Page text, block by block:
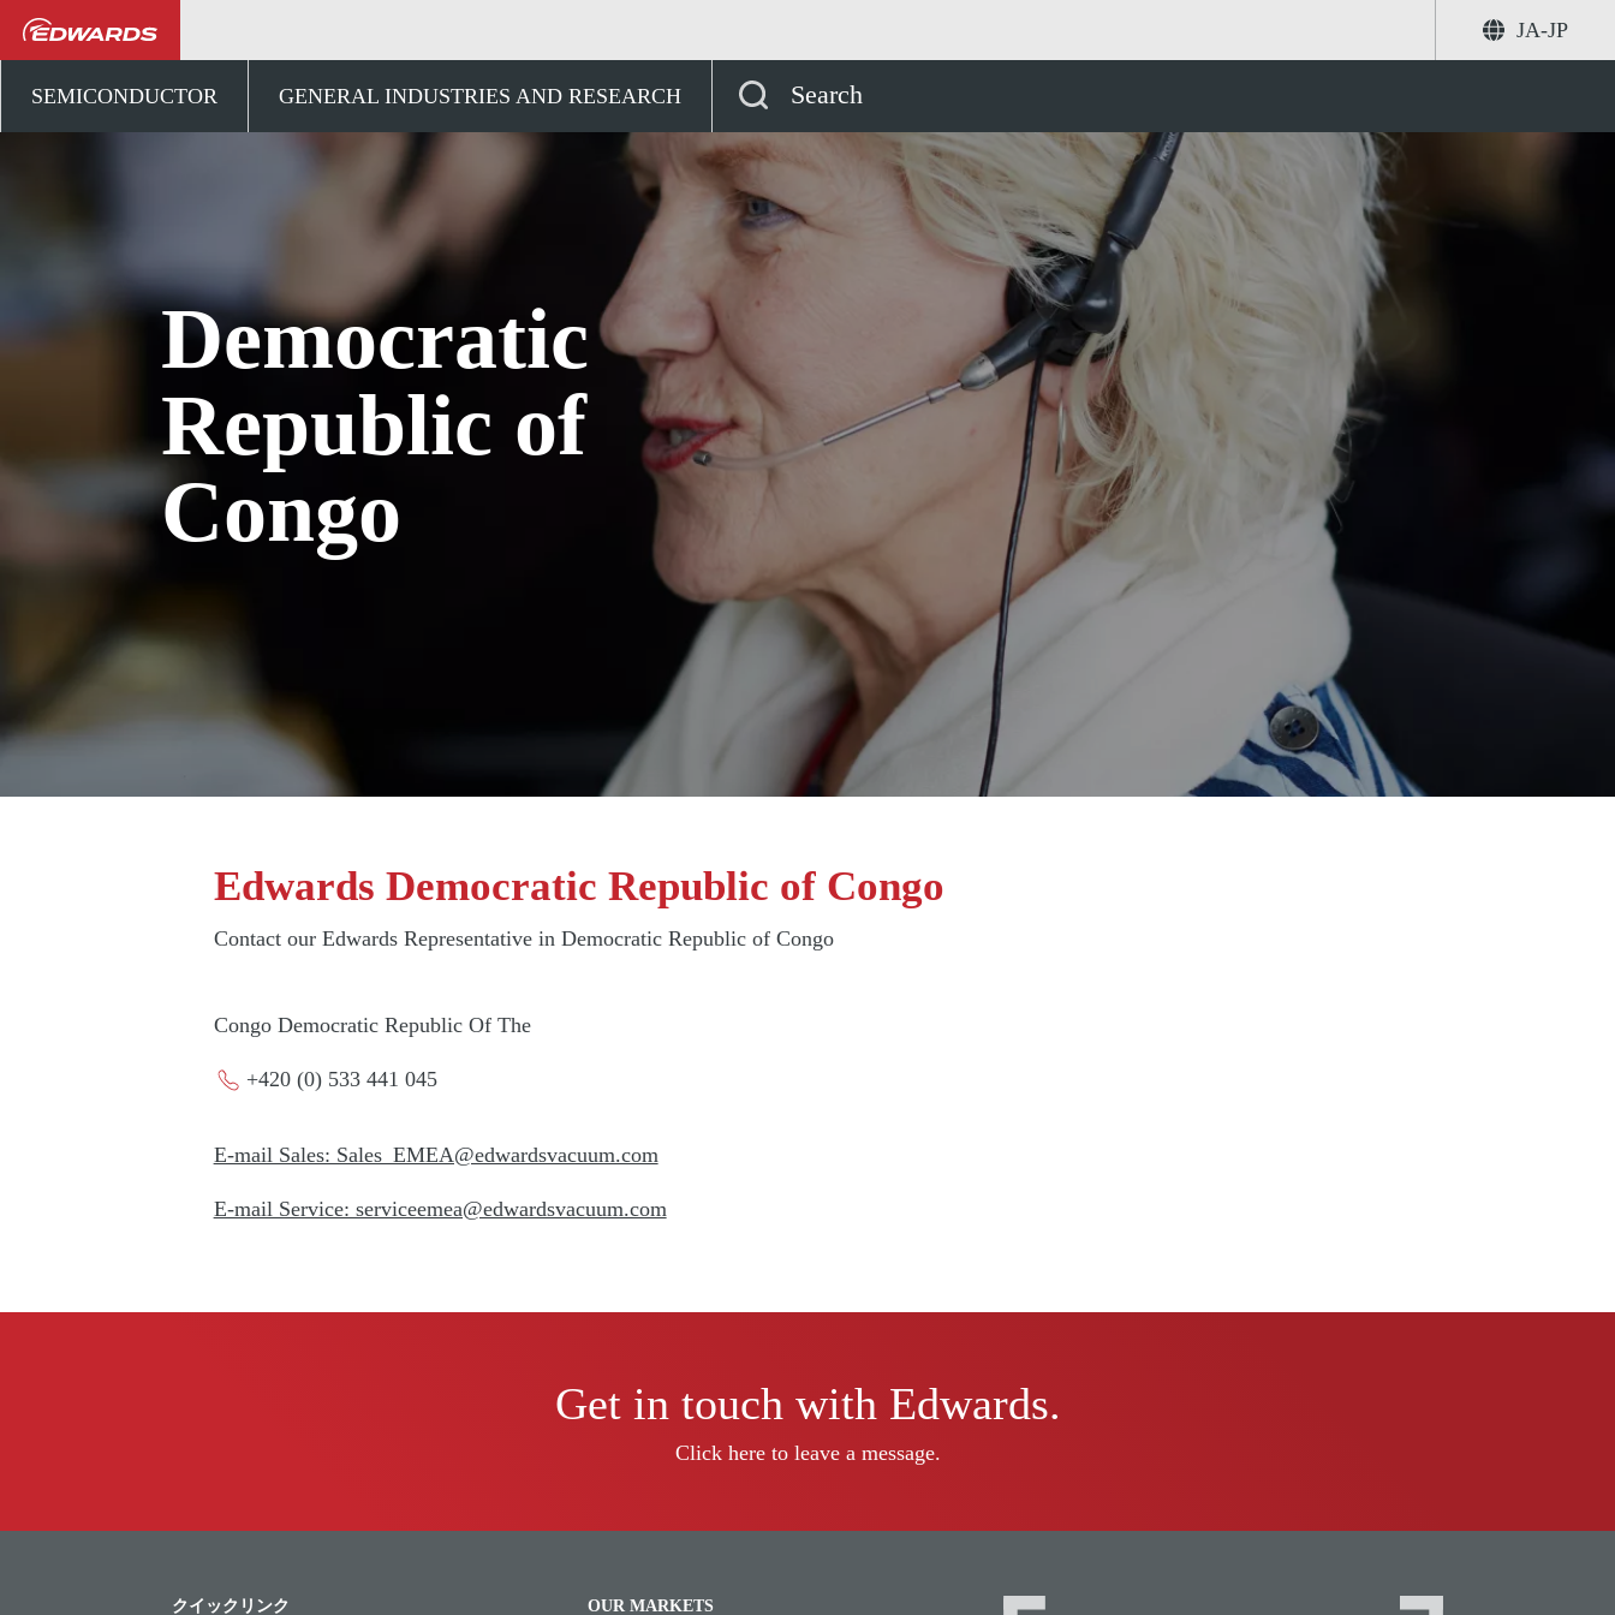
JA-JP
SEMICONDUCTOR GENERAL INDUSTRIES AND RESEARCH Search
Democratic
Republic of
Congo
Edwards Democratic Republic of Congo
Contact our Edwards Representative in Democratic Republic of Congo
Congo Democratic Republic Of The
+420 (0) 533 441 045
E-mail Sales: Sales_EMEA@edwardsvacuum.com
E-mail Service: serviceemea@edwardsvacuum.com
Get in touch with Edwards.
Click here to leave a message.
クイックリンク OUR MARKETS